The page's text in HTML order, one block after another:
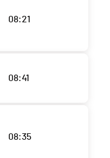
08:21
08:41
08:35